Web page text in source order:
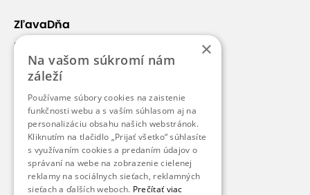
ZľavaDňa
Náš príbeh
Kontakt
Kariéra
Blog
Pre médiá
Pre partnerov
×
Na vašom súkromí nám
záleží
Používame súbory cookies na zaistenie
funkčnosti webu a s vaším súhlasom aj na
personalizáciu obsahu našich webstránok.
Kliknutím na tlačidlo „Prijať všetko“ súhlasíte
s využívaním cookies a predaním údajov o
správaní na webe na zobrazenie cielenej
reklamy na sociálnych sieťach, reklamných
sieťach a ďalších weboch. Prečítať viac